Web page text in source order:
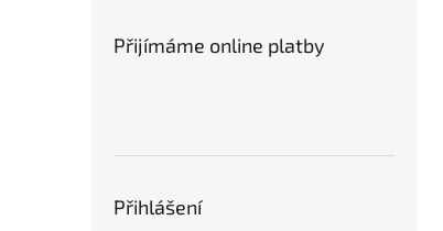
Přijímáme online platby
Přihlášení